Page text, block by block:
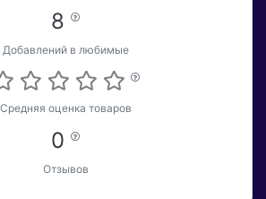
8
Добавлений в любимые
Средняя оценка товаров
0
Отзывов